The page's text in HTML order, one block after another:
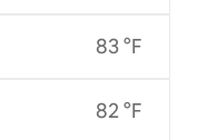
83 °F
82 °F